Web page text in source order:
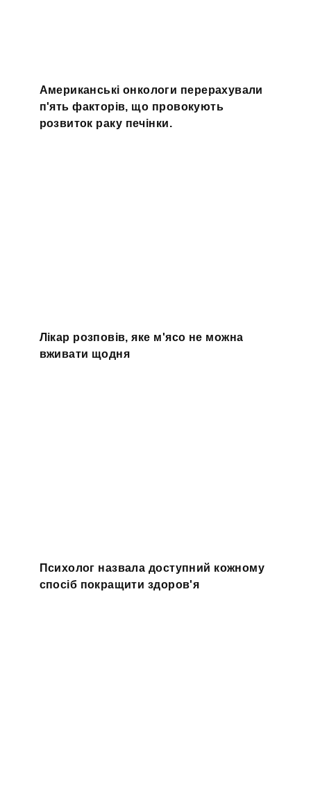
Американські онкологи перерахували
п'ять факторів, що провокують
розвиток раку печінки.
Лікар розповів, яке м'ясо не можна
вживати щодня
Психолог назвала доступний кожному
спосіб покращити здоров'я